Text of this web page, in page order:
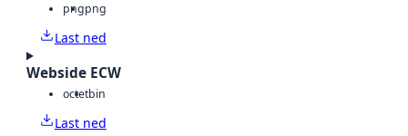
pngpng
Last ned
Webside ECW
octetbin
Last ned